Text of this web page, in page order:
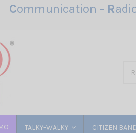
Communication - R
TALKY-WALKY CITIZEN